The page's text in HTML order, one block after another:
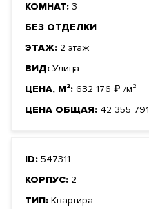
КОМНАТ: 3
БЕЗ ОТДЕЛКИ
ЭТАЖ: 2 этаж
ВИД: Улица
ЦЕНА, М²: 632 176 ₽ /м²
ЦЕНА ОБЩАЯ: 42 355 791
ID: 547311
КОРПУС: 2
ТИП: Квартира